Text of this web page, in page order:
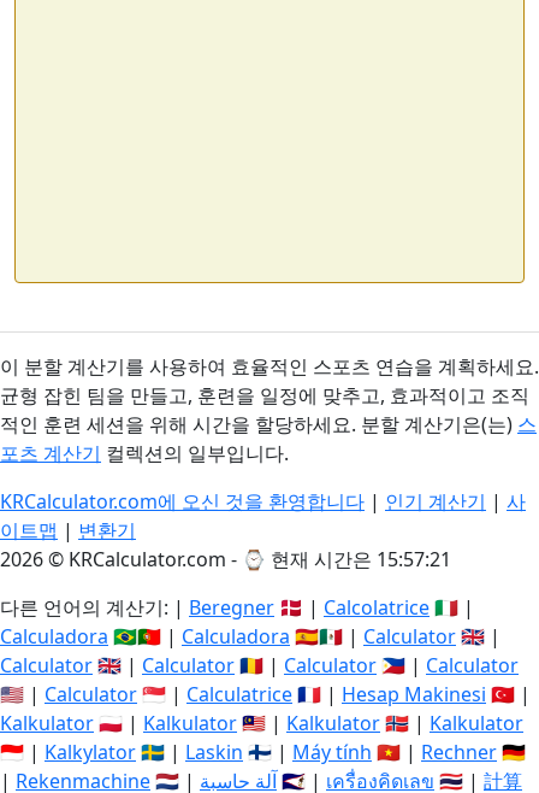
이 분할 계산기를 사용하여 효율적인 스포츠 연습을 계획하세요.
균형 잡힌 팀을 만들고, 훈련을 일정에 맞추고, 효과적이고 조직
적인 훈련 세션을 위해 시간을 할당하세요. 분할 계산기은(는) 스
포츠 계산기 컬렉션의 일부입니다.
KRCalculator.com에 오신 것을 환영합니다 | 인기 계산기 | 사
이트맵 | 변환기
2026 © KRCalculator.com - ⌚ 현재 시간은 15:57:21
다른 언어의 계산기: | Beregner 🇩🇰 | Calcolatrice🇮🇹 |
Calculadora 🇧🇷🇵🇹 | Calculadora 🇪🇸🇲🇽 | Calculator🇬🇧 |
Calculator🇬🇧 | Calculator🇷🇴 | Calculator 🇵🇭 | Calculator
🇺🇸 | Calculator🇸🇬 | Calculatrice🇫🇷 | Hesap Makinesi 🇹🇷 |
Kalkulator🇵🇱 | Kalkulator🇲🇾 | Kalkulator🇳🇴 | Kalkulator
🇮🇩 | Kalkylator🇸🇪 | Laskin 🇫🇮 | Máy tính 🇻🇳 | Rechner🇩🇪
| Rekenmachine🇳🇱 | آلة حاسبة🇸🇦 | เครื่องคิดเลข 🇹🇭 | 計算